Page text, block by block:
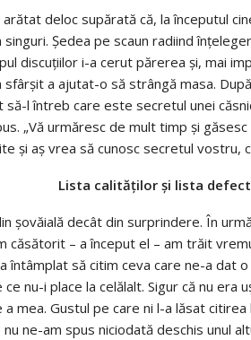
deloc supărată că, la începutul
Şedea pe scaun radiind
discuţiilor i-a cerut părerea şi, mai
a ajutat-o să strângă masa.
l întreb care este secretul unei
„Vă urmăresc de mult timp şi
şi aş vrea să cunosc secretul vostru,
Lista calităților și lista
şovăială decât din surprindere. În
căsătorit – a început el – am trăit
întâmplat să citim ceva care ne-a dat
nu-i place la celălalt. Sigur că nu era
mea. Gustul pe care ni l-a lăsat
ne-am spus niciodată deschis unul